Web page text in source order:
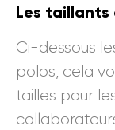
Les taillants
Ci-dessous
polos, cela
tailles pour